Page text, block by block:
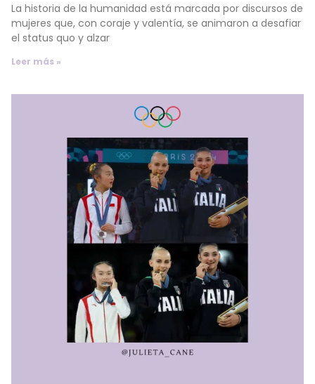
La historia de la humanidad está marcada por discursos de
mujeres que, con coraje y valentía, se animaron a desafiar
el status quo y alzar
Leer más »